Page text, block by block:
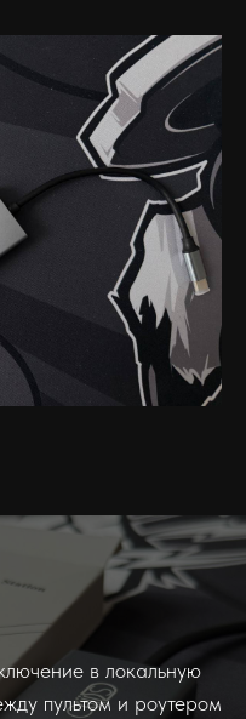
в локальную
пультом и роутером